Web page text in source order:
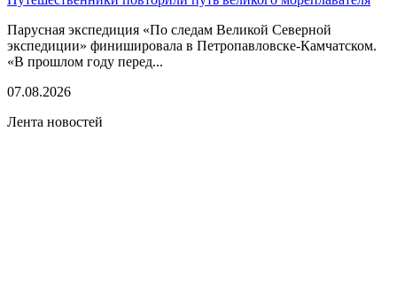
Парусная экспедиция «По следам Великой Северной
экспедиции» финишировала в Петропавловске-Камчатском.
«В прошлом году перед...
07.08.2026
Лента новостей